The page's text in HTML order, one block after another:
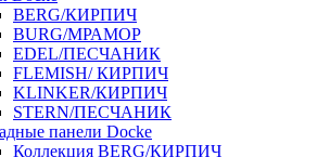
BERG/КИРПИЧ
BURG/МРАМОР
EDEL/ПЕСЧАНИК
FLEMISH/ КИРПИЧ
KLINKER/КИРПИЧ
STERN/ПЕСЧАНИК
панели Docke
Коллекция BERG/КИРПИЧ